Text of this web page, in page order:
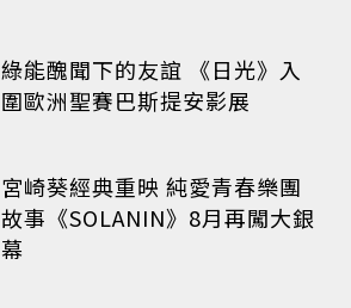
綠能醜聞下的友誼 《日光》入
圍歐洲聖賽巴斯提安影展
宮崎葵經典重映 純愛青春樂團
故事《SOLANIN》8月再闖大銀
幕